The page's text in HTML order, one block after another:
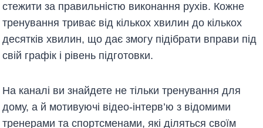
стежити за правильністю виконання рухів. Кожне
тренування триває від кількох хвилин до кількох
десятків хвилин, що дає змогу підібрати вправи під
свій графік і рівень підготовки.
На каналі ви знайдете не тільки тренування для
дому, а й мотивуючі відео-інтерв’ю з відомими
тренерами та спортсменами, які діляться своїм